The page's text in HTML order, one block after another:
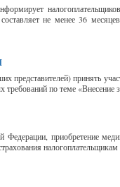
не менее 36
представителей) принять
по теме «Внесение
Федерации, приобретение